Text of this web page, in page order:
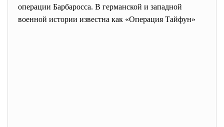
операции Барбаросса. В германской и западной
военной истории известна как «Операция Тайфун»